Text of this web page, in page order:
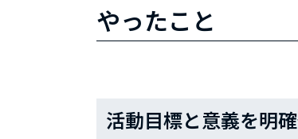
やったこと
活動目標と意義を明